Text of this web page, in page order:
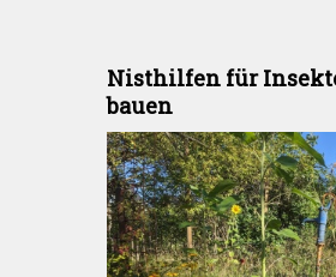
Nisthilfen für
bauen